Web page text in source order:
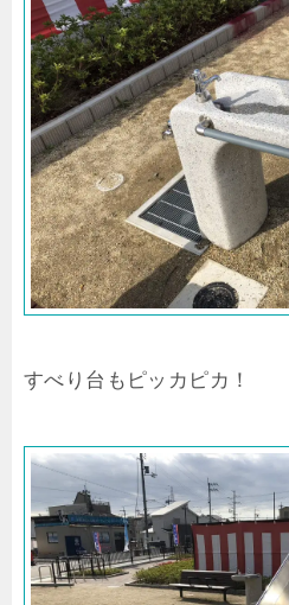
すべり台もピッカピカ！